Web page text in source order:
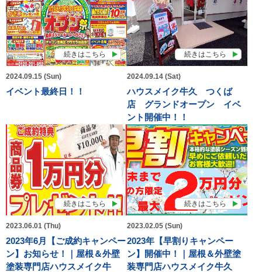
続きはこちら
2024.09.15 (Sun)
イベント最終日！！
続きはこちら
2024.09.14 (Sat)
ハウスメイク牛久 つくば
店 グランドオープン イベ
ント開催中！！
続きはこちら
2023.06.01 (Thu)
2023年6月【ご成約キャンペー
ン】お知らせ！｜屋根＆外壁
塗装専門店ハウスメイク牛
続きはこちら
2023.02.05 (Sun)
2023年【早割りキャンペー
ン】開催中！｜屋根＆外壁塗
装専門店ハウスメイク牛久